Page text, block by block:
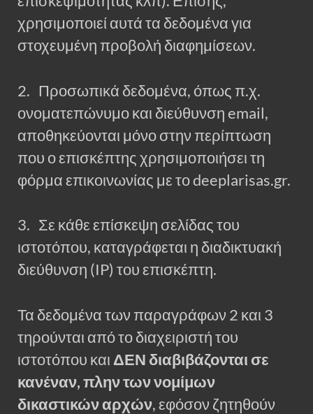
χρησιμοποιεί αυτά τα δεδομένα για
στοχευμένη προβολή διαφημίσεων.
2. Προσωπικά δεδομένα, όπως π.χ.
ονοματεπώνυμο και διεύθυνση email,
αποθηκεύονται μόνο στην περίπτωση
που ο επισκέπτης χρησιμοποιήσει τη
φόρμα επικοινωνίας με το deeplarisas.gr.
3. Σε κάθε επίσκεψη σελίδας του
ιστοτόπου, καταγράφεται η διαδικτυακή
διεύθυνση (IP) του επισκέπτη.
Τα δεδομένα των παραγράφων 2 και 3
τηρούνται από το διαχειριστή του
ιστοτόπου και ΔΕΝ διαβιβάζονται σε
κανέναν, πλην των νομίμων
δικαστικών αρχών, εφόσον ζητηθούν